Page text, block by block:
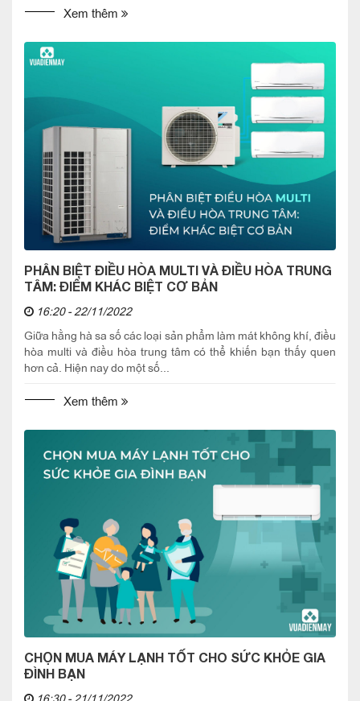
Xem thêm
PHÂN BIỆT ĐIỀU HÒA MULTI VÀ ĐIỀU HÒA TRUNG
TÂM: ĐIỂM KHÁC BIỆT CƠ BẢN
16:20 - 22/11/2022
Giữa hằng hà sa số các loại sản phẩm làm mát không khí, điều
hòa multi và điều hòa trung tâm có thể khiến bạn thấy quen
hơn cả. Hiện nay do một số...
Xem thêm
CHỌN MUA MÁY LẠNH TỐT CHO SỨC KHỎE GIA
ĐÌNH BẠN
16:30 - 21/11/2022